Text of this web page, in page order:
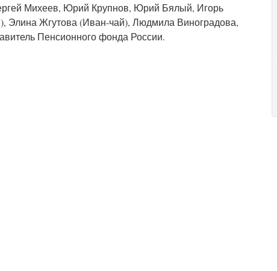
Михеев, Юрий Крупнов, Юрий Бялый, Игорь
Жгутова (Иван-чай), Людмила Виноградова,
Пенсионного фонда России.